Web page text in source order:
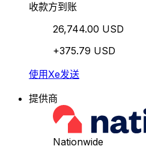
收款方到账
26,744.00 USD
+375.79 USD
使用Xe发送
提供商
Nationwide